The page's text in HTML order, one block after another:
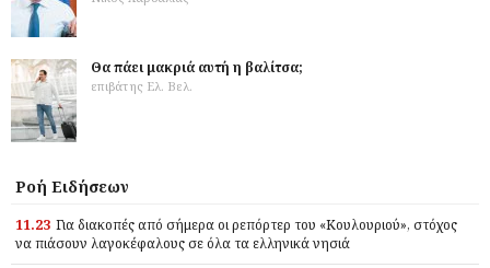
Θα πάει μακριά αυτή η βαλίτσα;
επιβάτης Ελ. Βελ.
Ροή Ειδήσεων
11.23 Για διακοπές από σήμερα οι ρεπόρτερ του «Κουλουριού», στόχος
να πιάσουν λαγοκέφαλους σε όλα τα ελληνικά νησιά